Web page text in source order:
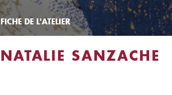
FICHE DE L'ATELIER
NATALIE SANZACHE